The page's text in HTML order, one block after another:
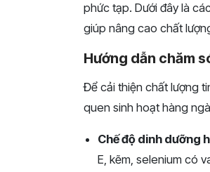
phức tạp. Dưới đây là
giúp nâng cao chất
Hướng dẫn chăm
Để cải thiện chất lượng
quen sinh hoạt hàng
Chế độ dinh dưỡng
E, kẽm, selenium có